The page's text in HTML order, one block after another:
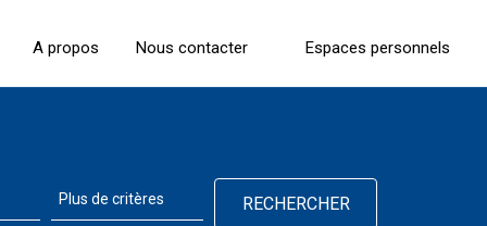
A propos Nous contacter Espaces personnels